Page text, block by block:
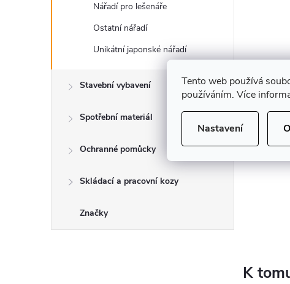
Tento web používá
používáním. Více
Nastavení
Nářadí pro lešenáře
Ostatní nářadí
Unikátní japonské nářadí
Stavební vybavení
Spotřební materiál
Ochranné pomůcky
Skládací a pracovní kozy
Značky
K